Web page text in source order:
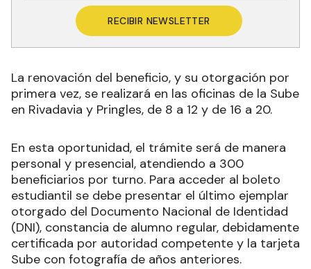
RECIBIR NEWSLETTER
La renovación del beneficio, y su otorgación por
primera vez, se realizará en las oficinas de la Sube
en Rivadavia y Pringles, de 8 a 12 y de 16 a 20.
En esta oportunidad, el trámite será de manera
personal y presencial, atendiendo a 300
beneficiarios por turno. Para acceder al boleto
estudiantil se debe presentar el último ejemplar
otorgado del Documento Nacional de Identidad
(DNI), constancia de alumno regular, debidamente
certificada por autoridad competente y la tarjeta
Sube con fotografía de años anteriores.